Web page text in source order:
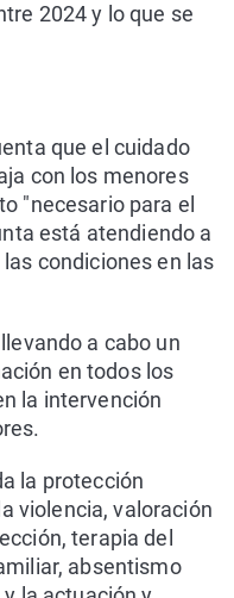
2024 y lo que se
que el cuidado
con los menores
"necesario para el
está atendiendo a
condiciones en las
a cabo un
en todos los
la intervención
la protección
violencia, valoración
terapia del
absentismo